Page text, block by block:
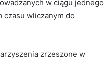
w ciągu jednego
czasu wliczanym do
zrzeszone w